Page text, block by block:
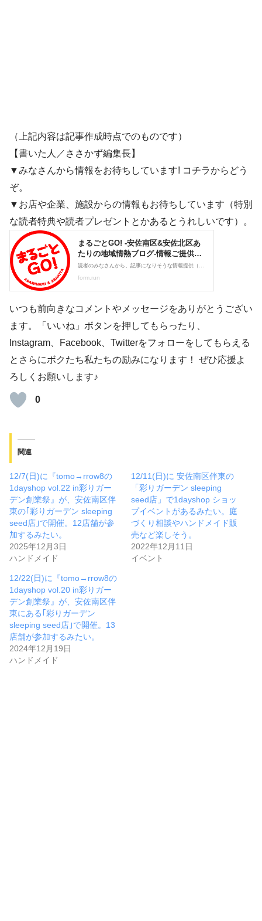
（上記内容は記事作成時点でのものです）
【書いた人／ささかず編集長】
▼みなさんから情報をお待ちしています! コチラからどう
ぞ。
▼お店や企業、施設からの情報もお待ちしています（特別
な読者特典や読者プレゼントとかあるとうれしいです）。
いつも前向きなコメントやメッセージをありがとうござい
ます。「いいね」ボタンを押してもらったり、
Instagram、Facebook、Twitterをフォローをしてもらえる
とさらにボクたち私たちの励みになります！ ぜひ応援よ
ろしくお願いします♪
0
関連
12/7(日)に『tomo→rrow8の
1dayshop vol.22 in彩りガー
デン創業祭』が、安佐南区伴
東の｢彩りガーデン sleeping
seed店｣で開催。12店舗が参
加するみたい。
2025年12月3日
ハンドメイド
12/11(日)に 安佐南区伴東の
「彩りガーデン sleeping
seed店」で1dayshop ショッ
プイベントがあるみたい。庭
づくり相談やハンドメイド販
売など楽しそう。
2022年12月11日
イベント
12/22(日)に『tomo→rrow8の
1dayshop vol.20 in彩りガー
デン創業祭』が、安佐南区伴
東にある｢彩りガーデン
sleeping seed店｣で開催。13
店舗が参加するみたい。
2024年12月19日
ハンドメイド